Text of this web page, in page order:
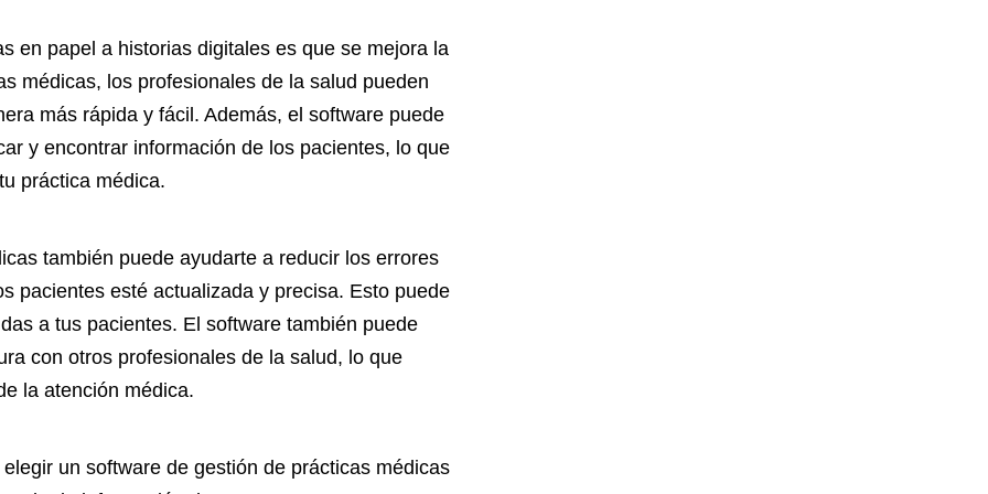
en papel a historias digitales es que se mejora la
médicas, los profesionales de la salud pueden
más rápida y fácil. Además, el software puede
y encontrar información de los pacientes, lo que
práctica médica.
también puede ayudarte a reducir los errores
pacientes esté actualizada y precisa. Esto puede
a tus pacientes. El software también puede
con otros profesionales de la salud, lo que
la atención médica.
un software de gestión de prácticas médicas